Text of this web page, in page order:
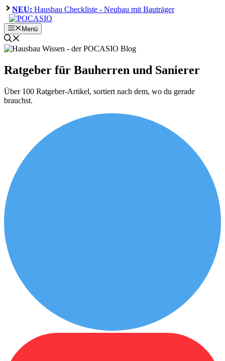
Zum
Inhalt
springen
NEU: Hausbau Checkliste - Neubau mit Bauträger
Menü
Ratgeber für Bauherren und Sanierer
Über 100 Ratgeber-Artikel, sortiert nach dem, wo du gerade
brauchst.